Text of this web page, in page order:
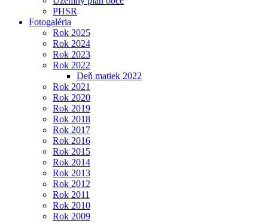
PHSR
Fotogaléria
Rok 2025
Rok 2024
Rok 2023
Rok 2022
Deň matiek 2022
Rok 2021
Rok 2020
Rok 2019
Rok 2018
Rok 2017
Rok 2016
Rok 2015
Rok 2014
Rok 2013
Rok 2012
Rok 2011
Rok 2010
Rok 2009